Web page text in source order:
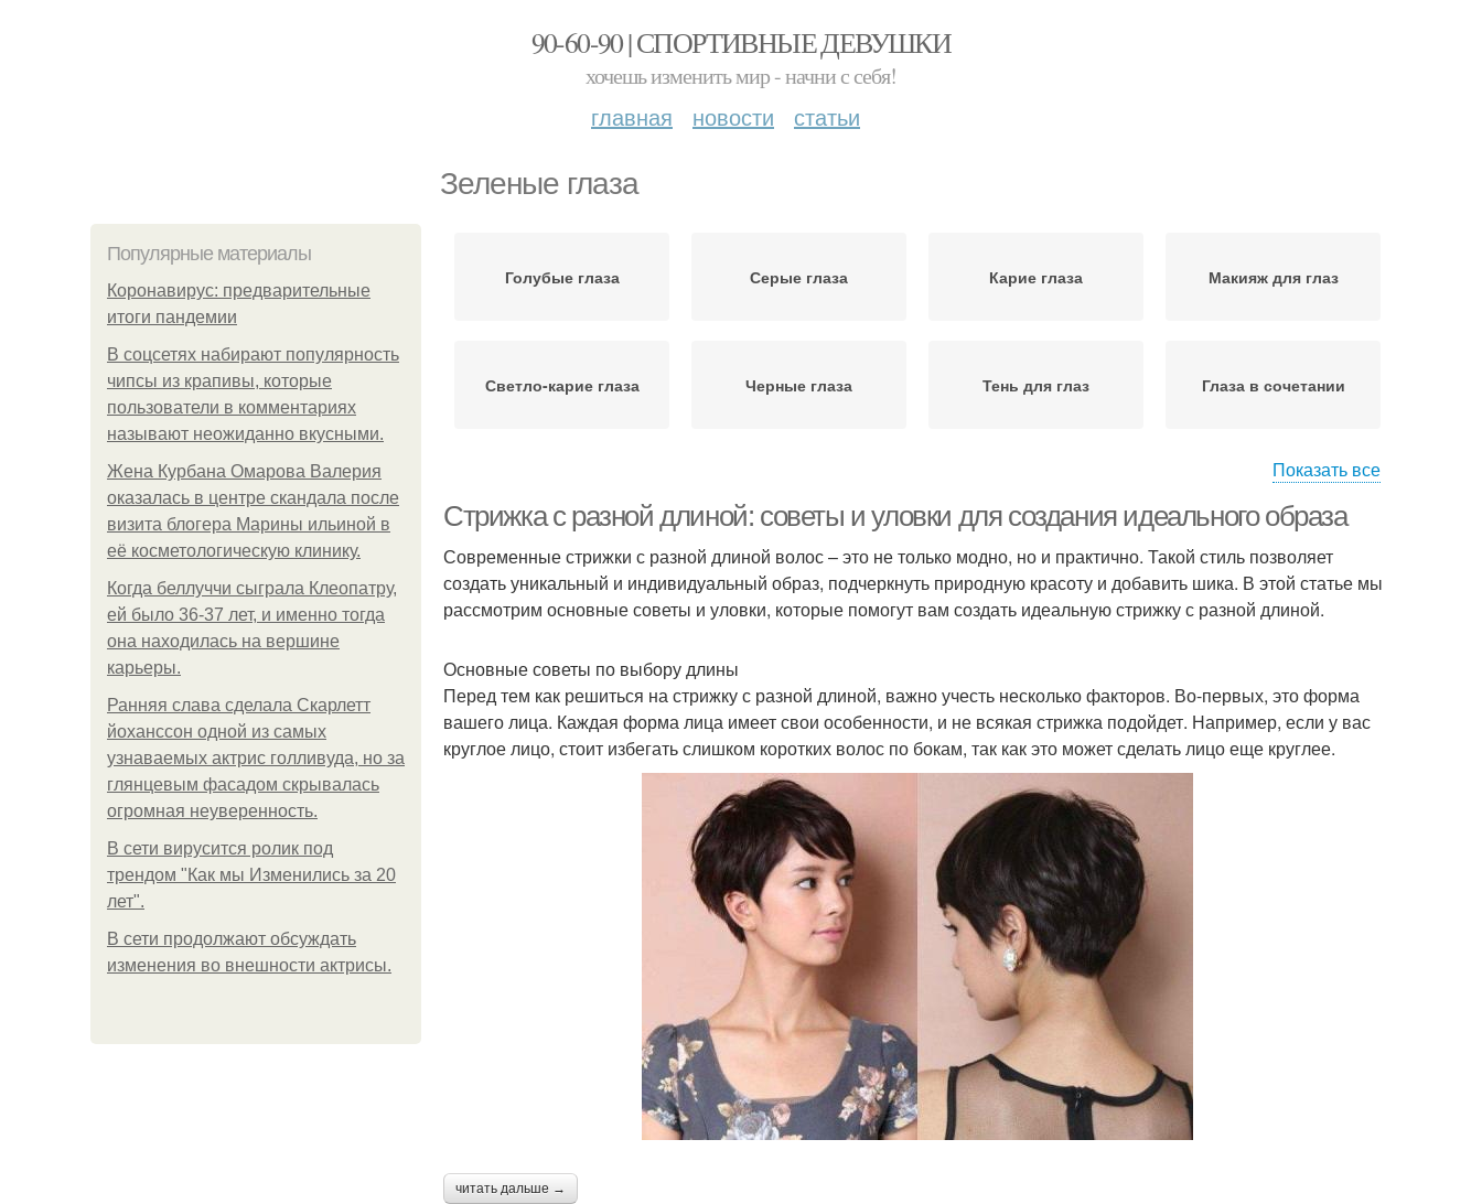
90-60-90 | СПОРТИВНЫЕ ДЕВУШКИ
хочешь изменить мир - начни с себя!
главная новости статьи
Зеленые глаза
Популярные материалы
Коронавирус: предварительные
итоги пандемии
В соцсетях набирают популярность
чипсы из крапивы, которые
пользователи в комментариях
называют неожиданно вкусными.
Жена Курбана Омарова Валерия
оказалась в центре скандала после
визита блогера Марины ильиной в
её косметологическую клинику.
Когда беллуччи сыграла Клеопатру,
ей было 36-37 лет, и именно тогда
она находилась на вершине
карьеры.
Ранняя слава сделала Скарлетт
йоханссон одной из самых
узнаваемых актрис голливуда, но за
глянцевым фасадом скрывалась
огромная неуверенность.
В сети вирусится ролик под
трендом "Как мы Изменились за 20
лет".
В сети продолжают обсуждать
изменения во внешности актрисы.
Голубые глаза Серые глаза Карие глаза Макияж для глаз
Светло-карие глаза Черные глаза Тень для глаз Глаза в сочетании
волосами
Тени для глаз Глаз с помощью Тона для голубых глаз Тени для зеленых глаз
Глаз для зеленых глаз
Макияж для зеленых
глаз
Кожи для зеленых глаз Цвета для зеленых глаз
Глаз для светлой кожи Глаз на светлой коже
Тени для карих глаз
Одежды для зеленых
глаз
Показать все
Стрижка с разной длиной: советы и уловки для создания идеального образа
Современные стрижки с разной длиной волос – это не только модно, но и практично. Такой стиль позволяет
создать уникальный и индивидуальный образ, подчеркнуть природную красоту и добавить шика. В этой статье мы
рассмотрим основные советы и уловки, которые помогут вам создать идеальную стрижку с разной длиной.
Основные советы по выбору длины
Перед тем как решиться на стрижку с разной длиной, важно учесть несколько факторов. Во-первых, это форма
вашего лица. Каждая форма лица имеет свои особенности, и не всякая стрижка подойдет. Например, если у вас
круглое лицо, стоит избегать слишком коротких волос по бокам, так как это может сделать лицо еще круглее.
читать дальше →